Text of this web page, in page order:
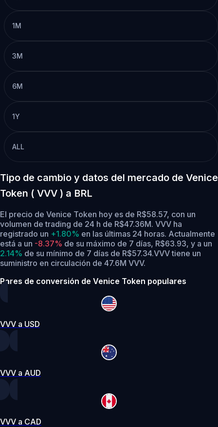
1M
3M
6M
1Y
ALL
Tipo de cambio y datos del mercado de Venice
Token ( VVV ) a BRL
El precio de Venice Token hoy es de R$58.57, con un
volumen de trading de 24 h de R$47.36M. VVV ha
registrado un +1.80% en las últimas 24 horas. Actualmente
está a un -8.37% de su máximo de 7 días, R$63.93, y a un
2.14% de su mínimo de 7 días de R$57.34.VVV tiene un
suministro en circulación de 47.6M VVV.
Pares de conversión de Venice Token populares
VVV a USD
VVV a AUD
VVV a CAD